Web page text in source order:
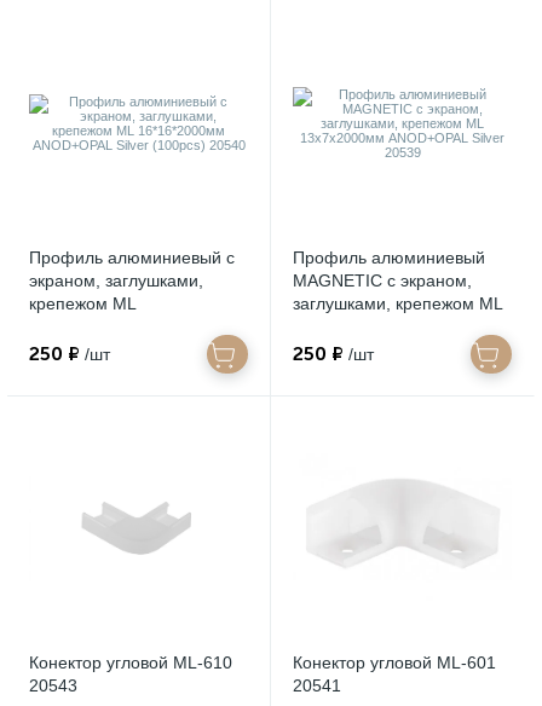
Профиль алюминиевый с
экраном, заглушками,
крепежом ML
Silver (100pcs) 20540
250 ₽ /шт
Профиль алюминиевый
MAGNETIC с экраном,
заглушками, крепежом ML
Silver 20539
250 ₽ /шт
Конектор угловой ML-610
20543
Конектор угловой ML-601
20541